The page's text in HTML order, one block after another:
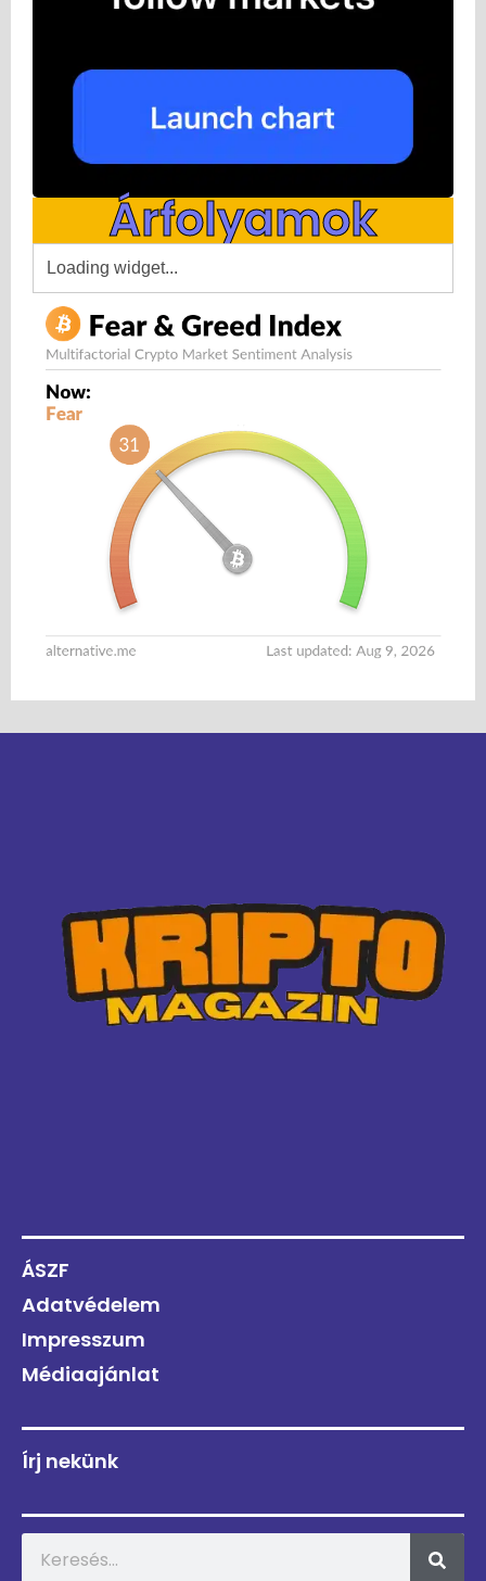
Árfolyamok
ÁSZF
Adatvédelem
Impresszum
Médiaajánlat
Írj nekünk